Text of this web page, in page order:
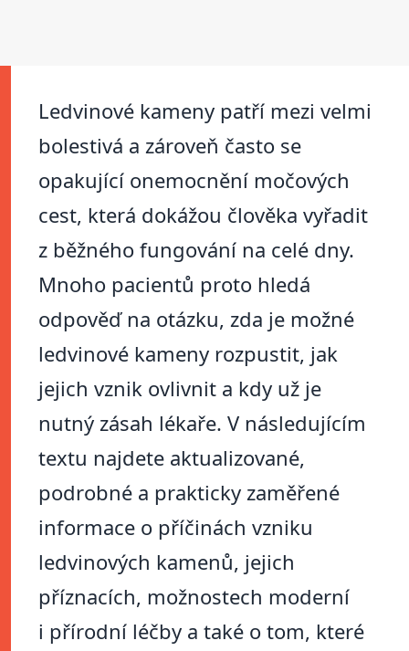
Ledvinové kameny patří mezi velmi
bolestivá a zároveň často se
opakující onemocnění močových
cest, která dokážou člověka vyřadit
z běžného fungování na celé dny.
Mnoho pacientů proto hledá
odpověď na otázku, zda je možné
ledvinové kameny rozpustit, jak
jejich vznik ovlivnit a kdy už je
nutný zásah lékaře. V následujícím
textu najdete aktualizované,
podrobné a prakticky zaměřené
informace o příčinách vzniku
ledvinových kamenů, jejich
příznacích, možnostech moderní
i přírodní léčby a také o tom, které